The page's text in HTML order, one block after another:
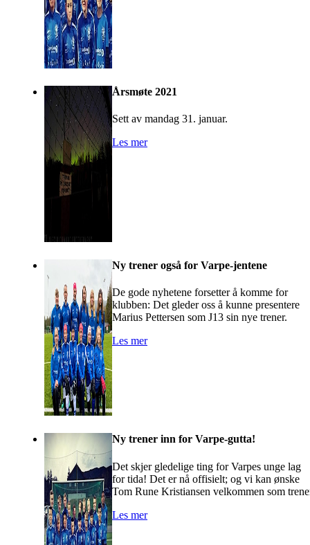
Årsmøte 2021
Sett av mandag 31. januar.
Les mer
Ny trener også for Varpe-jentene
De gode nyhetene forsetter å komme for
klubben: Det gleder oss å kunne presentere
Marius Pettersen som J13 sin nye trener.
Les mer
Ny trener inn for Varpe-gutta!
Det skjer gledelige ting for Varpes unge lag
for tida! Det er nå offisielt; og vi kan ønske
Tom Rune Kristiansen velkommen som
Les mer